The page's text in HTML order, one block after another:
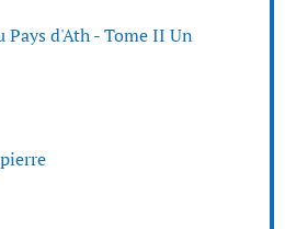
d'Ath - Tome II Un